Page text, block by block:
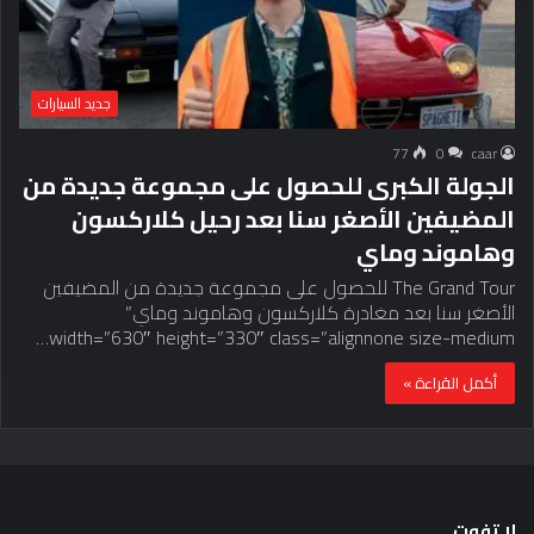
جديد السيارات
caar
0
77
الجولة الكبرى للحصول على مجموعة جديدة من
المضيفين الأصغر سنا بعد رحيل كلاركسون
وهاموند وماي
The Grand Tour للحصول على مجموعة جديدة من المضيفين
الأصغر سنا بعد مغادرة كلاركسون وهاموند وماي”
width=”630″ height=”330″ class=”alignnone size-medium…
أكمل القراءة »